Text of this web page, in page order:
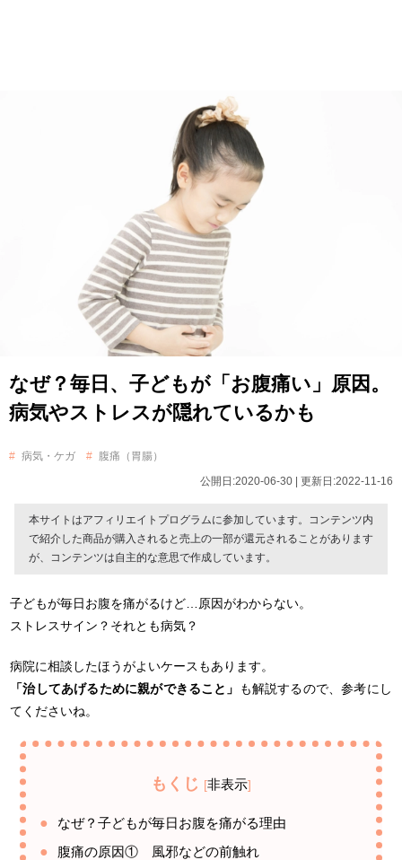
なぜ？毎日、子どもが「お腹痛い」原因。
病気やストレスが隠れているかも
病気・ケガ
腹痛（胃腸）
公開日:2020-06-30 | 更新日:2022-11-16
本サイトはアフィリエイトプログラムに参加しています。コンテンツ内
で紹介した商品が購入されると売上の一部が還元されることがあります
が、コンテンツは自主的な意思で作成しています。
子どもが毎日お腹を痛がるけど…原因がわからない。
ストレスサイン？それとも病気？
病院に相談したほうがよいケースもあります。
「治してあげるために親ができること」
も解説するので、参考にし
てくださいね。
もくじ [非表示]
なぜ？子どもが毎日お腹を痛がる理由
腹痛の原因① 風邪などの前触れ